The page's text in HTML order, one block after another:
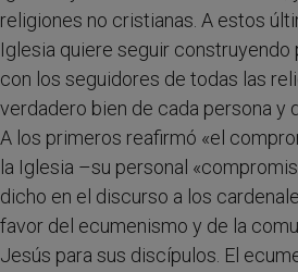
religiones no cristianas. A estos
Iglesia quiere seguir construyendo
con los seguidores de todas las
verdadero bien de cada persona y
A los primeros reafirmó «el
la Iglesia –su personal
dicho en el discurso a los
favor del ecumenismo y de la
Jesús para sus discípulos. El